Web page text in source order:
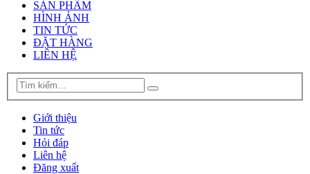
SẢN PHẨM
HÌNH ẢNH
TIN TỨC
ĐẶT HÀNG
LIÊN HỆ
Giới thiệu
Tin tức
Hỏi đáp
Liên hệ
Đăng xuất